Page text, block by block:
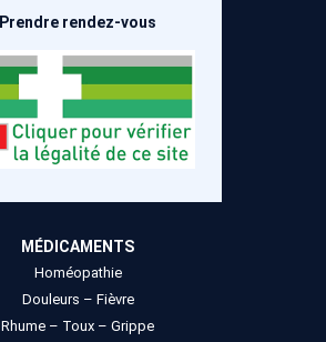
Prendre rendez-vous
MÉDICAMENTS
Homéopathie
Douleurs – Fièvre
Rhume – Toux – Grippe